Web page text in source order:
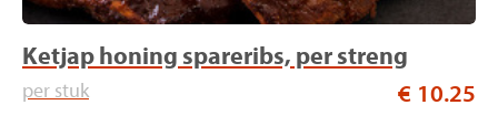
Ketjap honing spareribs, per streng
per stuk € 10.25